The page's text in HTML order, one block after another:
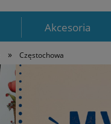
Akcesoria
» Częstochowa